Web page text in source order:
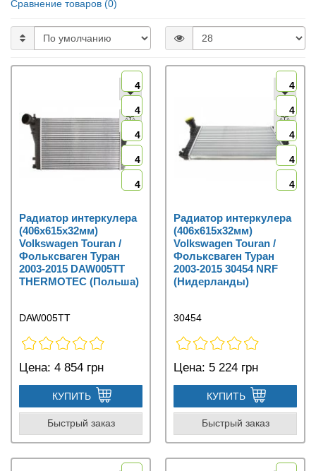
Сравнение товаров (0)
4
4
4
4
4
Радиатор интеркулера
(406x615x32мм)
Volkswagen Touran /
Фольксваген Туран
2003-2015 DAW005TT
THERMOTEC (Польша)
DAW005TT
Цена: 4 854 грн
КУПИТЬ
Быстрый заказ
4
4
4
4
4
Радиатор интеркулера
(406x615x32мм)
Volkswagen Touran /
Фольксваген Туран
2003-2015 30454 NRF
(Нидерланды)
30454
Цена: 5 224 грн
КУПИТЬ
Быстрый заказ